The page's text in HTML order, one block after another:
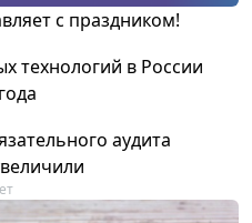
с праздником!
технологий в России
аудита